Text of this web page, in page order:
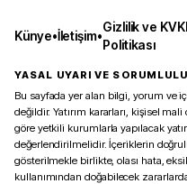
Künye•İletişim•
Gizlilik ve
Politikası
YASAL UYARI VE
Bu sayfada yer alan bilgi, yorum ve
değildir. Yatırım kararları, kişisel
göre yetkili kurumlarla yapılacak
değerlendirilmelidir. İçeriklerin
gösterilmekle birlikte, olası hata,
kullanımından doğabilecek